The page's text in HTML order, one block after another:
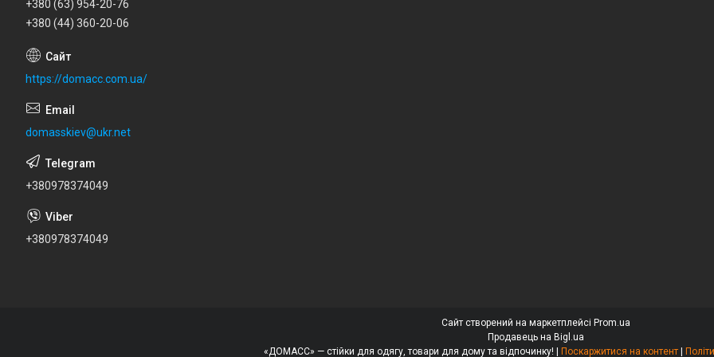
+380 (63) 954-20-76
+380 (44) 360-20-06
https://domacc.com.ua/
domasskiev@ukr.net
+380978374049
+380978374049
Сайт створений на маркетплейсі Prom.ua
Продавець на Bigl.ua
Поскаржитися на контент